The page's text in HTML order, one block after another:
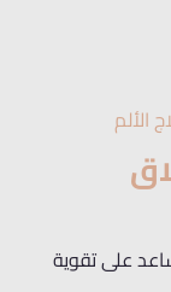
الألم
على تقوية